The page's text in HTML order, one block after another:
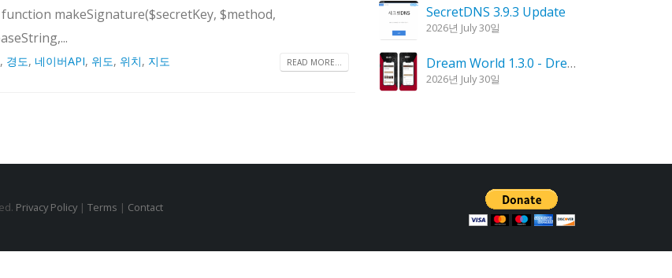
function makeSignature($secretKey, $method,
, 경도, 네이버API, 위도, 위치, 지도 READ MORE...
SecretDNS 3.9.3 Update
2026년 July 30일
Dream World 1.3.0 - Dream Interpretation, Dream Analysis
2026년 July 30일
Goblin Candle 1.6.0 Update
Privacy Policy| Terms | Contact